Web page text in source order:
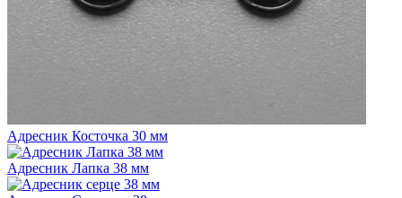
Адресник Косточка 30 мм
Адресник Лапка 38 мм